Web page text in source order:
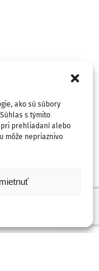
ako sú súbory
s týmito
pri prehliadaní alebo
môže nepriaznivo